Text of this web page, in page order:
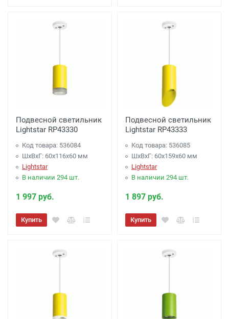
Подвесной светильник
Lightstar RP43330
Код товара: 536084
ШхВхГ: 60x116x60 мм
Lightstar
В наличии 294 шт.
1 997 руб.
Купить
Подвесной светильник
Lightstar RP43333
Код товара: 536085
ШхВхГ: 60x159x60 мм
Lightstar
В наличии 294 шт.
1 897 руб.
Купить